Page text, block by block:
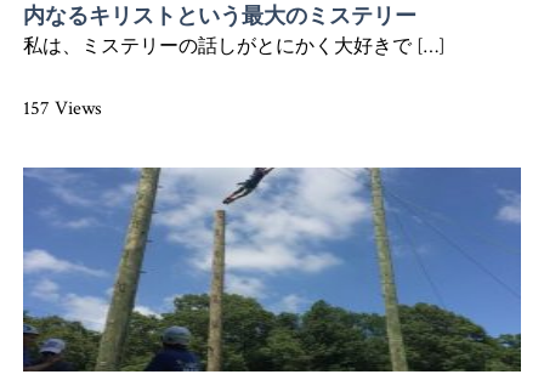
内なるキリストという最大のミステリー
私は、ミステリーの話しがとにかく大好きで […]
157 Views